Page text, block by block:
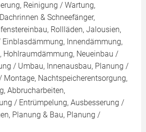
Reinigung / Wartung,
& Schneefänger,
Rollläden, Jalousien,
Einblasdämmung, Innendämmung,
Hohlraumdämmung, Neueinbau /
/ Umbau, Innenausbau, Planung /
Montage, Nachtspeicherentsorgung,
Abbrucharbeiten,
/ Entrümpelung, Ausbesserung /
Planung & Bau, Planung /